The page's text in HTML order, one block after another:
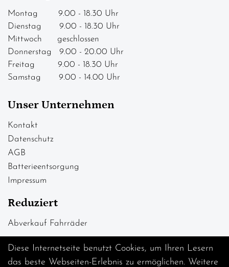
Montag 9.00 - 18.30 Uhr
Dienstag 9.00 - 18.30 Uhr
Mittwoch geschlossen
Donnerstag 9.00 - 20.00 Uhr
Freitag 9.00 - 18.30 Uhr
Samstag 9.00 - 14.00 Uhr
Unser Unternehmen
Kontakt
Datenschutz
AGB
Batterieentsorgung
Impressum
Reduziert
Abverkauf Fahrräder
Diese Internetseite benutzt Cookies, um Ihren Lesern
das beste Webseiten-Erlebnis zu ermöglichen. Weitere